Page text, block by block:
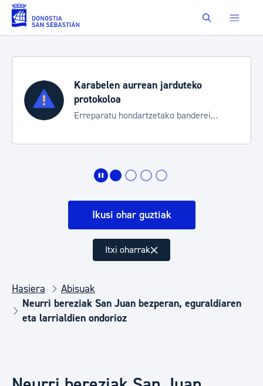
Eduki nagusira joan Buscar
Karabelen aurrean jarduteko
protokoloa
Erreparatu hondartzetako banderei
Ikusi ohar guztiak
Itxi oharrak
Hasiera
Abisuak
Neurri bereziak San Juan bezperan, eguraldiaren
eta larrialdien ondorioz